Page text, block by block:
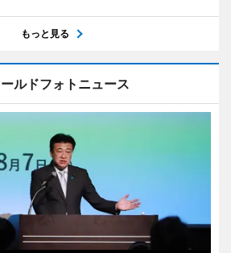
もっと見る
ルドフォトニュース